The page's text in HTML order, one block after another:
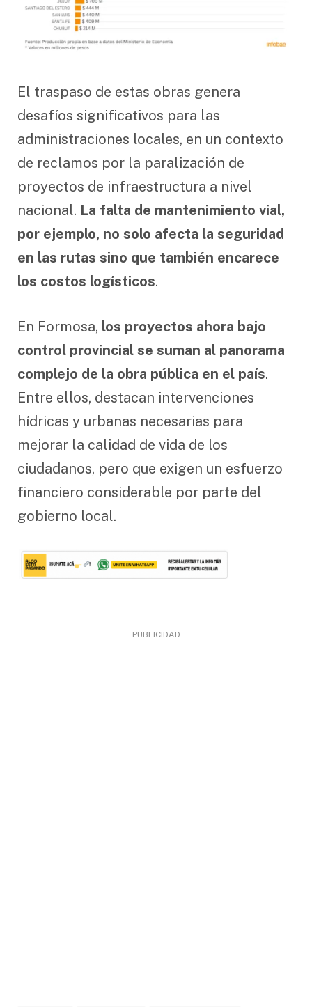
El traspaso de estas obras genera
desafíos significativos para las
administraciones locales, en un contexto
de reclamos por la paralización de
proyectos de infraestructura a nivel
nacional. La falta de mantenimiento vial,
por ejemplo, no solo afecta la seguridad
en las rutas sino que también encarece
los costos logísticos.
En Formosa, los proyectos ahora bajo
control provincial se suman al panorama
complejo de la obra pública en el país.
Entre ellos, destacan intervenciones
hídricas y urbanas necesarias para
mejorar la calidad de vida de los
ciudadanos, pero que exigen un esfuerzo
financiero considerable por parte del
gobierno local.
PUBLICIDAD